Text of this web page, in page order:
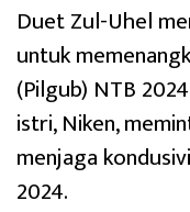
Duet Zul-Uhel
untuk
(Pilgub) NTB
istri, Niken,
menjaga
2024.